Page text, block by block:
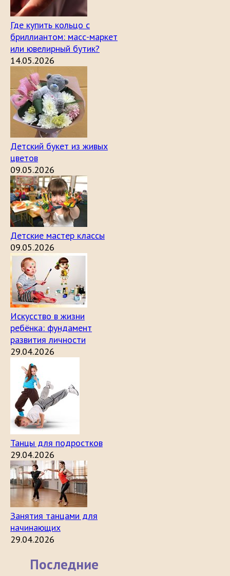
Где купить кольцо с
бриллиантом: масс-маркет
или ювелирный бутик?
14.05.2026
Детский букет из живых
цветов
09.05.2026
Детские мастер классы
09.05.2026
Искусство в жизни
ребёнка: фундамент
развития личности
29.04.2026
Танцы для подростков
29.04.2026
Занятия танцами для
начинающих
29.04.2026
Последние